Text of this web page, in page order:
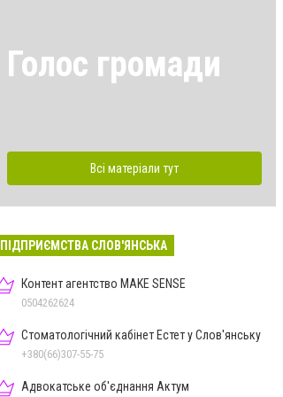
Голос громади
Всі матеріали тут
ПІДПРИЄМСТВА СЛОВ'ЯНСЬКА
Контент агентство MAKE SENSE
0504262624
Стоматологічний кабінет Естет у Слов'янську
+380(66)307-55-75
Адвокатське об'єднання Актум